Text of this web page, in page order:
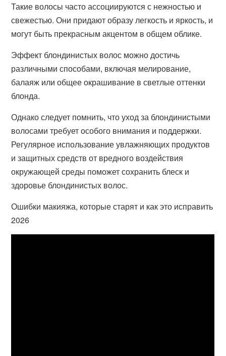
Такие волосы часто ассоциируются с нежностью и
свежестью. Они придают образу легкость и яркость, и
могут быть прекрасным акцентом в общем облике.
Эффект блондинистых волос можно достичь
различными способами, включая мелирование,
балаяж или общее окрашивание в светлые оттенки
блонда.
Однако следует помнить, что уход за блондинистыми
волосами требует особого внимания и поддержки.
Регулярное использование увлажняющих продуктов
и защитных средств от вредного воздействия
окружающей среды поможет сохранить блеск и
здоровье блондинистых волос.
Ошибки макияжа, которые старят и как это исправить
2026